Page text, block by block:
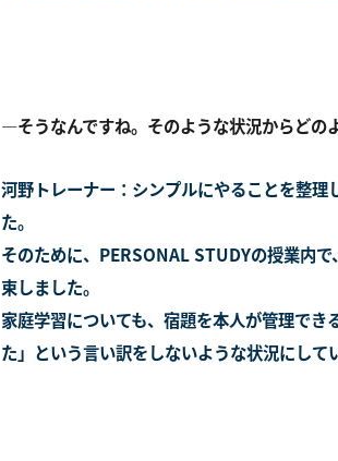
―そうなんですね。そのような状況からどの
河野トレーナー：シンプルにやることを整
た。
そのために、PERSONAL STUDYの授業内
束しました。
家庭学習についても、宿題を本人が管理で
た」という言い訳をしないような状況にして